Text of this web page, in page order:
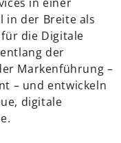
in der Breite als
die Digitale
der
Markenführung –
– und entwickeln
digitale